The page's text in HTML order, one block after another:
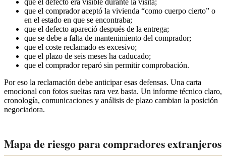
que el defecto era visible durante la visita;
que el comprador aceptó la vivienda “como cuerpo cierto” o
en el estado en que se encontraba;
que el defecto apareció después de la entrega;
que se debe a falta de mantenimiento del comprador;
que el coste reclamado es excesivo;
que el plazo de seis meses ha caducado;
que el comprador reparó sin permitir comprobación.
Por eso la reclamación debe anticipar esas defensas. Una carta
emocional con fotos sueltas rara vez basta. Un informe técnico claro,
cronología, comunicaciones y análisis de plazo cambian la posición
negociadora.
Mapa de riesgo para compradores extranjeros